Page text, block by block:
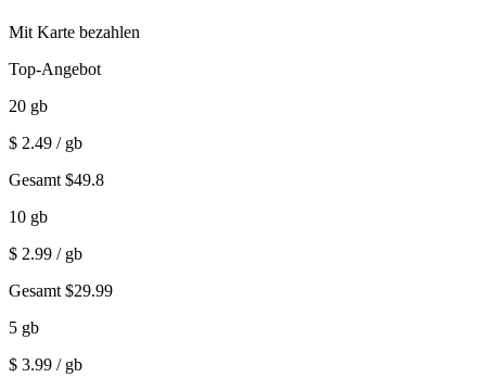
Mit Karte bezahlen
Top-Angebot
20 gb
$ 2.49 / gb
Gesamt $49.8
10 gb
$ 2.99 / gb
Gesamt $29.99
5 gb
$ 3.99 / gb